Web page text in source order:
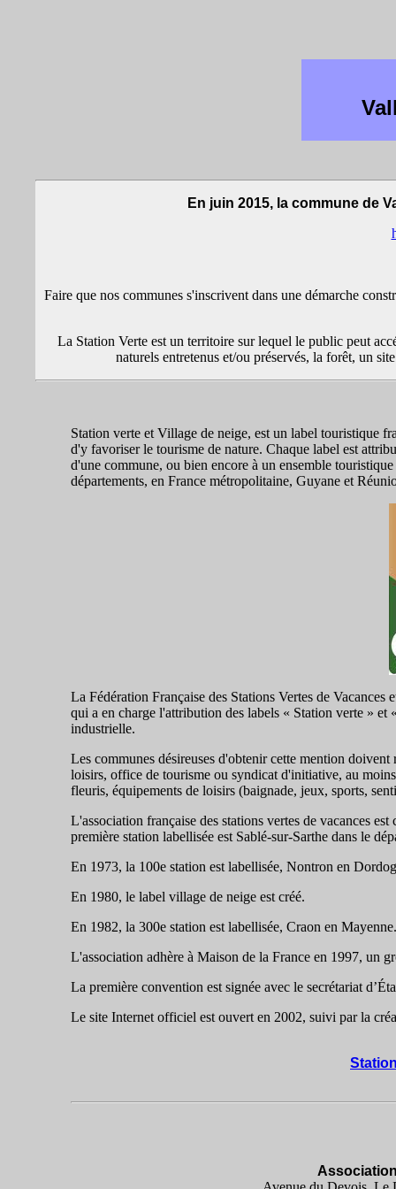
En juin 2015, la commune de
Faire que nos communes s'inscrivent dans une démarche
La Station Verte est un territoire sur lequel le public peut
naturels entretenus et/ou préservés, la forêt, un
Station verte et Village de neige, est un label touristique
d'y favoriser le tourisme de nature. Chaque label est
d'une commune, ou bien encore à un ensemble
départements, en France métropolitaine, Guyane et
La Fédération Française des Stations Vertes de
qui a en charge l'attribution des labels « Station verte »
industrielle.
Les communes désireuses d'obtenir cette mention
loisirs, office de tourisme ou syndicat d'initiative, au
fleuris, équipements de loisirs (baignade, jeux, sports,
L'association française des stations vertes de vacances
première station labellisée est Sablé-sur-Sarthe dans le
En 1973, la 100e station est labellisée, Nontron en
En 1980, le label village de neige est créé.
En 1982, la 300e station est labellisée, Craon en Mayenne.
L'association adhère à Maison de la France en 1997, un
La première convention est signée avec le secrétariat
Le site Internet officiel est ouvert en 2002, suivi par la